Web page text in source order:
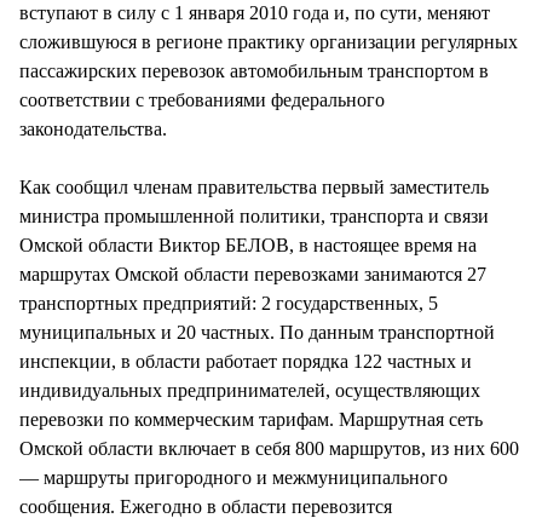
вступают в силу с 1 января 2010 года и, по сути, меняют
сложившуюся в регионе практику организации регулярных
пассажирских перевозок автомобильным транспортом в
соответствии с требованиями федерального
законодательства.
Как сообщил членам правительства первый заместитель
министра промышленной политики, транспорта и связи
Омской области Виктор БЕЛОВ, в настоящее время на
маршрутах Омской области перевозками занимаются 27
транспортных предприятий: 2 государственных, 5
муниципальных и 20 частных. По данным транспортной
инспекции, в области работает порядка 122 частных и
индивидуальных предпринимателей, осуществляющих
перевозки по коммерческим тарифам. Маршрутная сеть
Омской области включает в себя 800 маршрутов, из них 600
— маршруты пригородного и межмуниципального
сообщения. Ежегодно в области перевозится